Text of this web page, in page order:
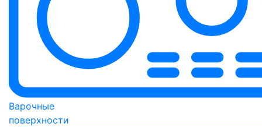
Варочные
поверхности